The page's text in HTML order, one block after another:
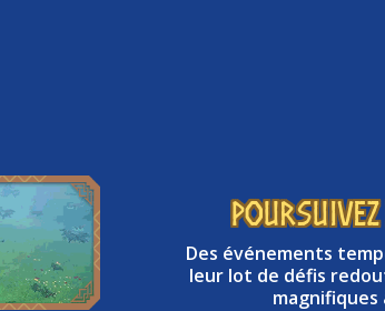
Des événements
leur lot de défis
magnifiques